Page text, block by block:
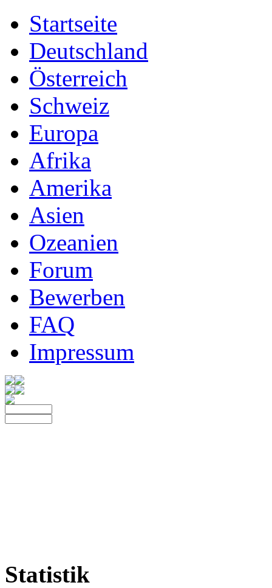
Startseite
Deutschland
Österreich
Schweiz
Europa
Afrika
Amerika
Asien
Ozeanien
Forum
Bewerben
FAQ
Impressum
Statistik